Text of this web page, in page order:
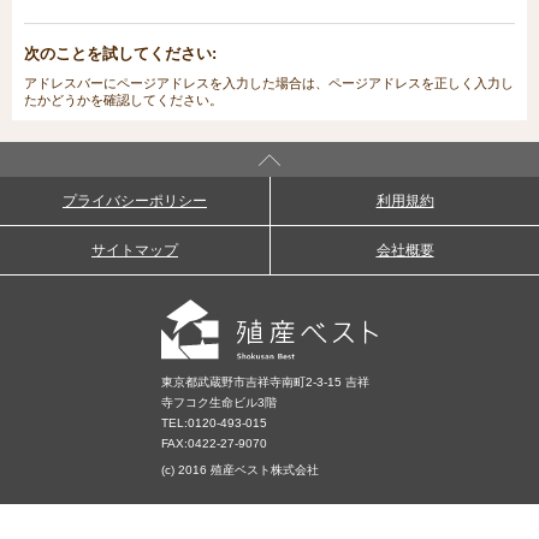
次のことを試してください:
アドレスバーにページアドレスを入力した場合は、ページアドレスを正しく入力し
たかどうかを確認してください。
プライバシーポリシー 利用規約
サイトマップ 会社概要
東京都武蔵野市吉祥寺南町2-3-15 吉祥
寺フコク生命ビル3階
TEL:0120-493-015
FAX:0422-27-9070
(c) 2016 殖産ベスト株式会社